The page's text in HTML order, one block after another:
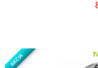
AKCIA